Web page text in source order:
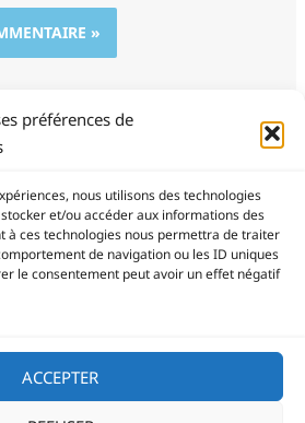
préférences de
nous utilisons des technologies
et/ou accéder aux informations des
à ces technologies nous permettra de traiter
de navigation ou les ID uniques
le consentement peut avoir un effet négatif
ACCEPTER
- 06 85 94 34 21
© 2026